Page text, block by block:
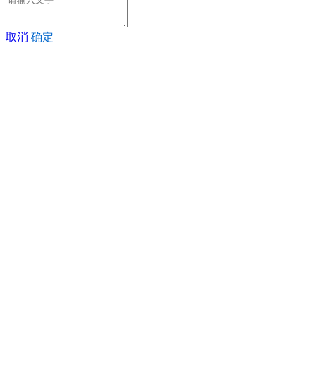
取消 确定